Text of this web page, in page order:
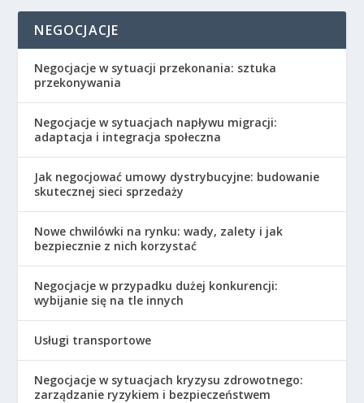
NEGOCJACJE
Negocjacje w sytuacji przekonania: sztuka
przekonywania
Negocjacje w sytuacjach napływu migracji:
adaptacja i integracja społeczna
Jak negocjować umowy dystrybucyjne: budowanie
skutecznej sieci sprzedaży
Nowe chwilówki na rynku: wady, zalety i jak
bezpiecznie z nich korzystać
Negocjacje w przypadku dużej konkurencji:
wybijanie się na tle innych
Usługi transportowe
Negocjacje w sytuacjach kryzysu zdrowotnego:
zarządzanie ryzykiem i bezpieczeństwem